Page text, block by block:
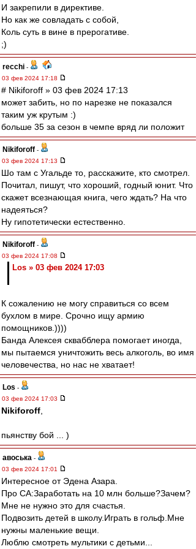
И закрепили в директиве.
Но как же совладать с собой,
Коль суть в вине в прерогативе.
;)
recchi -
03 фев 2024 17:18
# Nikiforoff » 03 фев 2024 17:13
может забить, но по нарезке не показался
таким уж крутым :)
больше 35 за сезон в чемпе вряд ли положит
Nikiforoff -
03 фев 2024 17:13
Шо там с Угальде то, расскажите, кто смотрел.
Почитал, пишут, что хороший, годный юнит. Что
скажет всезнающая книга, чего ждать? На что
надеяться?
Ну гипотетически естественно.
Nikiforoff -
03 фев 2024 17:08
Los » 03 фев 2024 17:03
К сожалению не могу справиться со всем
бухлом в мире. Срочно ищу армию
помощников.))))
Банда Алексея сквабблера помогает иногда,
мы пытаемся уничтожить весь алкоголь, во имя
человечества, но нас не хватает!
Los -
03 фев 2024 17:03
Nikiforoff
пьянству бой ... )
авоська -
03 фев 2024 17:01
Интересное от Эдена Азара.
Про СА:Заработать на 10 млн больше?Зачем?
Мне не нужно это для счастья.
Подвозить детей в школу.Играть в гольф.Мне
нужны маленькие вещи.
Люблю смотреть мультики с детьми...